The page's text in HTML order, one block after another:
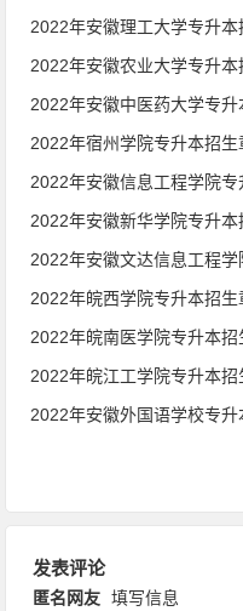
2022年安徽农业大学专升
2022年安徽中医药大学专
2022年宿州学院专升本招
2022年安徽信息工程学院
2022年安徽新华学院专升
2022年安徽文达信息工程
2022年皖西学院专升本招
2022年皖南医学院专升本
2022年皖江工学院专升本
发表评论
匿名网友 填写信息